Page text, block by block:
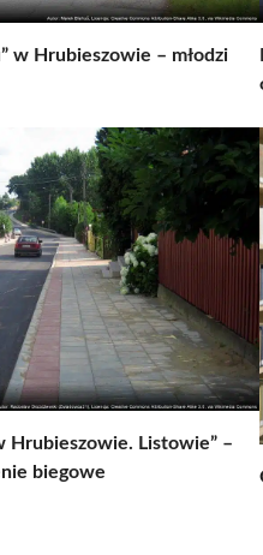
w Hrubieszowie – młodzi
Hrubieszowie. Listowie” –
biegowe